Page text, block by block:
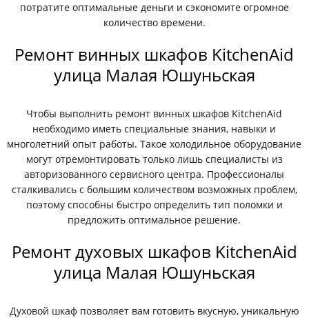
потратите оптимальные деньги и сэкономите огромное
количество времени.
Ремонт винных шкафов KitchenAid
улица Малая Юшуньская
Чтобы выполнить ремонт винных шкафов KitchenAid
необходимо иметь специальные знания, навыки и
многолетний опыт работы. Такое холодильное оборудование
могут отремонтировать только лишь специалисты из
авторизованного сервисного центра. Профессионалы
сталкивались с большим количеством возможных проблем,
поэтому способны быстро определить тип поломки и
предложить оптимальное решение.
Ремонт духовых шкафов KitchenAid
улица Малая Юшуньская
Духовой шкаф позволяет вам готовить вкусную, уникальную